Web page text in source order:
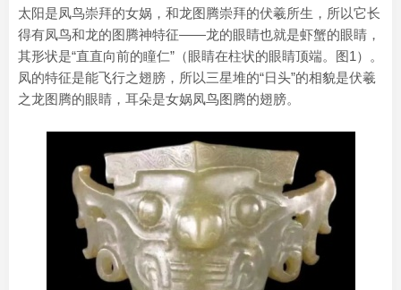
太阳是凤鸟崇拜的女娲，和龙图腾崇拜的伏羲所生，所以它长
得有凤鸟和龙的图腾神特征——龙的眼睛也就是虾蟹的眼睛，
其形状是“直直向前的瞳仁”（眼睛在柱状的眼睛顶端。图1）。
凤的特征是能飞行之翅膀，所以三星堆的“日头”的相貌是伏羲
之龙图腾的眼睛，耳朵是女娲凤鸟图腾的翅膀。